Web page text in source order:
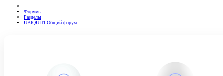
Форумы
Разделы
UBIQUITI Общий форум